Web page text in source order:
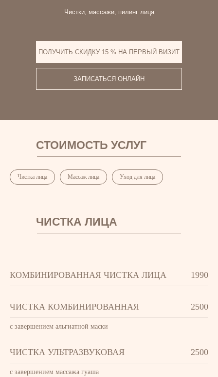
Чистки, массажи, пилинг лица
ПОЛУЧИТЬ СКИДКУ 15 % НА ПЕРВЫЙ ВИЗИТ
ЗАПИСАТЬСЯ ОНЛАЙН
СТОИМОСТЬ УСЛУГ
Чистка лица Массаж лица Уход для лица
ЧИСТКА ЛИЦА
КОМБИНИРОВАННАЯ ЧИСТКА ЛИЦА 1990
ЧИСТКА КОМБИНИРОВАННАЯ 2500
с завершением альгиатной маски
ЧИСТКА УЛЬТРАЗВУКОВАЯ 2500
с завершением массажа гуаша